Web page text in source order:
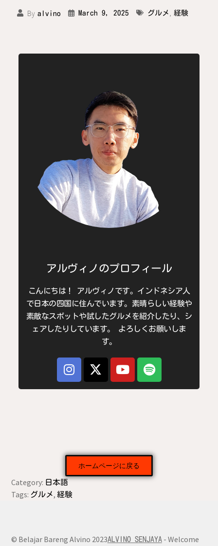
By alvino March 9, 2025 グルメ , 経験
アルヴィノのプロフィール
こんにちは！ アルヴィノです。インドネシア人
で日本の四国に住んでいます。素晴らしい経験や
素敵なスポットや試したグルメを紹介したり、シ
ェアしたりしています。 よろしくお願いしま
す。
ホームページに戻る
Category: 日本語
Tags: グルメ, 経験
© Belajar Bareng Alvino 2023ALVINO SENJAYA- Welcome